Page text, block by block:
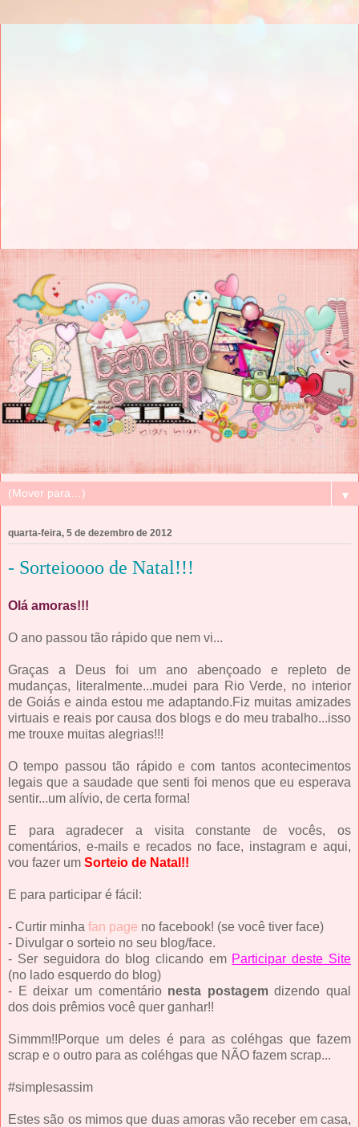
▼
quarta-feira, 5 de dezembro de 2012
- Sorteioooo de Natal!!!
Olá amoras!!!
O ano passou tão rápido que nem vi...
Graças a Deus foi um ano abençoado e repleto de
mudanças, literalmente...mudei para Rio Verde, no interior
de Goiás e ainda estou me adaptando.Fiz muitas amizades
virtuais e reais por causa dos blogs e do meu trabalho...isso
me trouxe muitas alegrias!!!
O tempo passou tão rápido e com tantos acontecimentos
legais que a saudade que senti foi menos que eu esperava
sentir...um alívio, de certa forma!
E para agradecer a visita constante de vocês, os
comentários, e-mails e recados no face, instagram e aqui,
vou fazer um Sorteio de Natal!!
E para participar é fácil:
- Curtir minha fan page no facebook! (se você tiver face)
- Divulgar o sorteio no seu blog/face.
- Ser seguidora do blog clicando em Participar deste Site
(no lado esquerdo do blog)
- E deixar um comentário nesta postagemdizendo qual
dos dois prêmios você quer ganhar!!
Simmm!!Porque um deles é para as coléhgas que fazem
scrap e o outro para as coléhgas que NÃO fazem scrap...
#simplesassim
Estes são os mimos que duas amoras vão receber em casa,